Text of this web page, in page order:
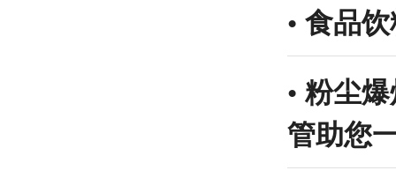
• 食品
• 粉尘
管助您